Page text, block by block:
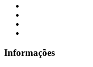
Informações